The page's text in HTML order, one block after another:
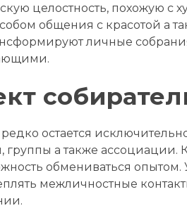
целостность, похожую с
общения с красотой а
личные
остается
группы а также
обмениваться опытом.
межличностные